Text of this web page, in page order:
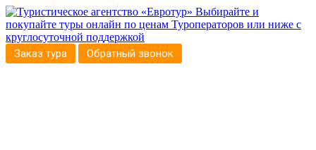
Выбирайте и
покупайте туры онлайн по ценам Туроператоров или ниже с
круглосуточной поддержкой
Заказ тура Обратный звонок